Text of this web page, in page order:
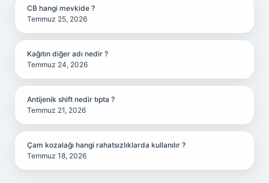
CB hangi mevkide ?
Temmuz 25, 2026
Kağıtın diğer adı nedir ?
Temmuz 24, 2026
Antijenik shift nedir tıpta ?
Temmuz 21, 2026
Çam kozalağı hangi rahatsızlıklarda kullanılır ?
Temmuz 18, 2026